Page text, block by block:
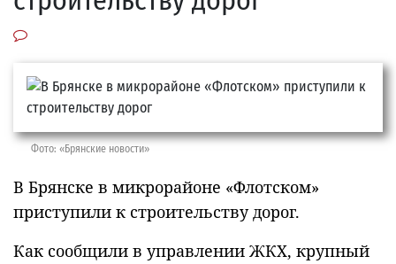
Фото: «Брянские новости»
В Брянске в микрорайоне «Флотском»
приступили к строительству дорог.
Как сообщили в управлении ЖКХ, крупный